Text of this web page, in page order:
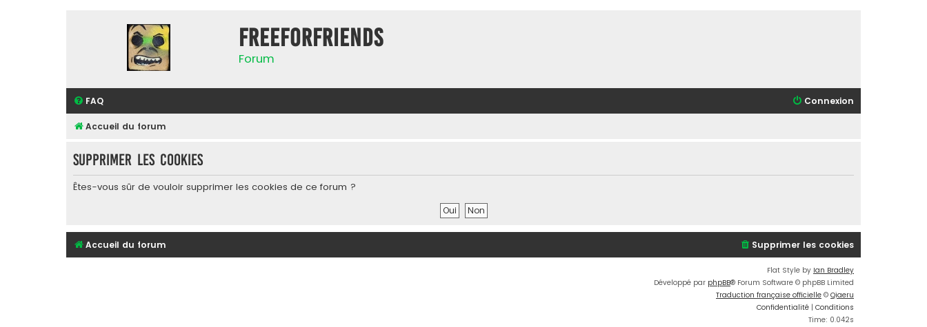
FreeForFriends
Forum
FAQ Connexion
Accueil du forum
Supprimer les cookies
Êtes-vous sûr de vouloir supprimer les cookies de ce forum ?
Accueil du forum Supprimer les cookies
Flat Style by Ian Bradley
Développé par phpBB® Forum Software © phpBB Limited
Traduction française officielle © Qiaeru
Confidentialité | Conditions
Time: 0.042s